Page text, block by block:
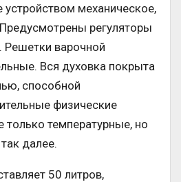
устройством механическое,
регуляторы
Решетки варочной
Вся духовка покрыта
способной
физические
только температурные, но
далее.
50 литров,